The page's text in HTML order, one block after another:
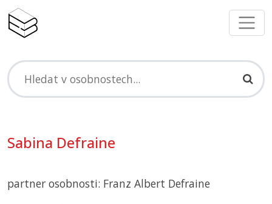
Sabina Defraine
partner osobnosti: Franz Albert Defraine